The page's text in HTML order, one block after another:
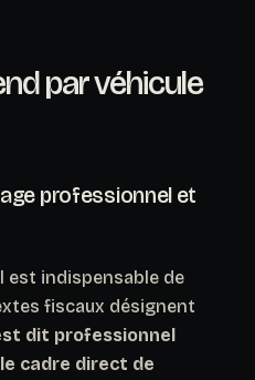
par véhicule
professionnel et
est indispensable de
fiscaux désignent
dit professionnel
cadre direct de